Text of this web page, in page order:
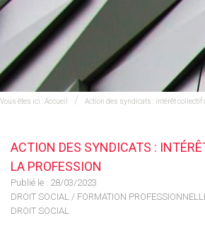
Vous êtes ici :Accueil Action des syndicats : intérêt collectif
ACTION DES SYNDICATS :
LA PROFESSION
Publié le : 28/03/2023
DROIT SOCIAL / FORMATION
DROIT SOCIAL